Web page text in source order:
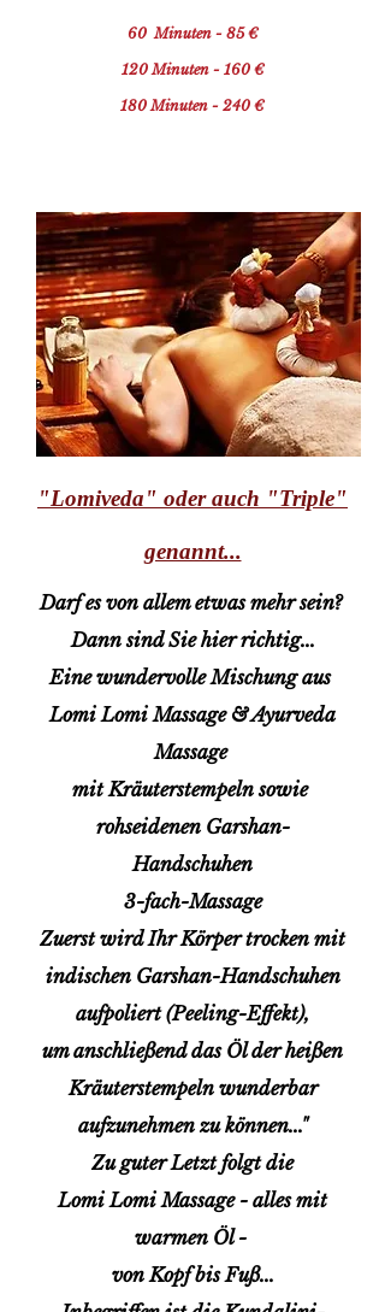
60 Minuten - 85 €
120 Minuten - 160 €
180 Minuten - 240 €
"Lomiveda" oder auch "Triple"
genannt...
Darf es von allem etwas mehr sein?
Dann sind Sie hier richtig...
Eine wundervolle Mischung aus
Lomi Lomi Massage & Ayurveda
Massage
mit Kräuterstempeln sowie
rohseidenen Garshan-
Handschuhen
3-fach-Massage
Zuerst wird Ihr Körper trocken mit
indischen Garshan-Handschuhen
aufpoliert (Peeling-Effekt),
um anschließend das Öl der heißen
Kräuterstempeln wunderbar
aufzunehmen zu können..."
Zu guter Letzt folgt die
Lomi Lomi Massage - alles mit
warmen Öl -
von Kopf bis Fuß...